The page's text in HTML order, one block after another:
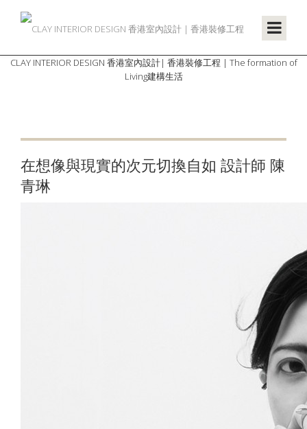
CLAY INTERIOR DESIGN 香港室內設計| 香港裝修工程 | The formation of
Living建構生活
在想像與現實的次元切換自如 設計師 陳
青琳